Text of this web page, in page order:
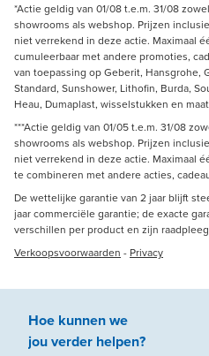
*Actie geldig van 01/08 t.e.m. 31/08
showrooms als webshop. Prijzen
niet verrekend in deze actie. Maximaal
cumuleerbaar met andere promoties,
van toepassing op Geberit, Hansgrohe,
Standard, Sunshower, Lithofin, Burda,
Heau, Dumaplast, wisselstukken en
***Actie geldig van 01/05 t.e.m. 31/08
showrooms als webshop. Prijzen
niet verrekend in deze actie. Maximaal
te combineren met andere acties,
De wettelijke garantie van 2 jaar blijft
jaar commerciële garantie; de exacte
verschillen per product en zijn
Verkoopsvoorwaarden - Privacy
Hoe kunnen we
jouverder helpen?